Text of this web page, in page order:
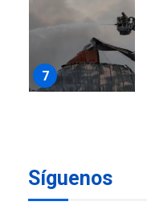
7
1
Síguenos